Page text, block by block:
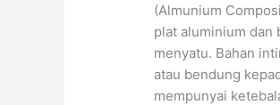
(Almunium
plat aluminium dan
menyatu. Bahan
atau bendung
mempunyai